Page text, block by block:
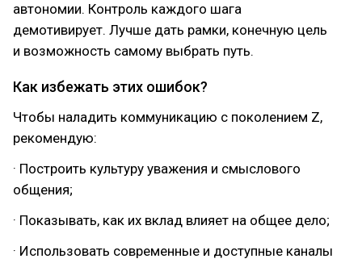
автономии. Контроль каждого шага
демотивирует. Лучше дать рамки, конечную цель
и возможность самому выбрать путь.
Как избежать этих ошибок?
Чтобы наладить коммуникацию с поколением Z,
рекомендую:
· Построить культуру уважения и смыслового
общения;
· Показывать, как их вклад влияет на общее дело;
· Использовать современные и доступные каналы